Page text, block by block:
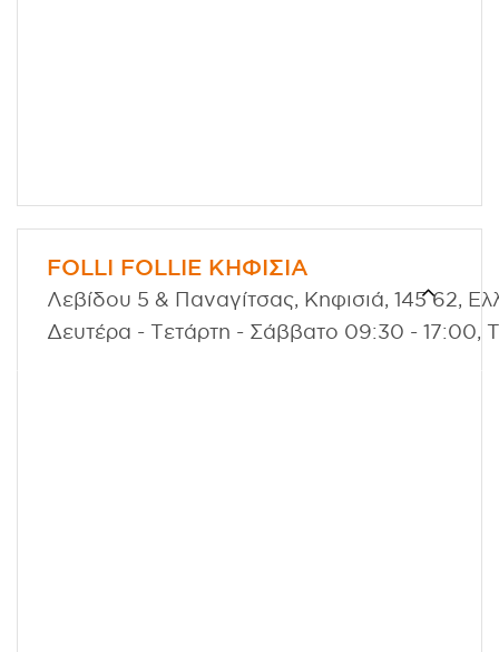
FOLLI FOLLIE ΚΗΦΙΣΙΑ
Λεβίδου 5 & Παναγίτσας, Κηφισιά, 145 62,
Δευτέρα - Τετάρτη - Σάββατο 09:30 - 17:00,